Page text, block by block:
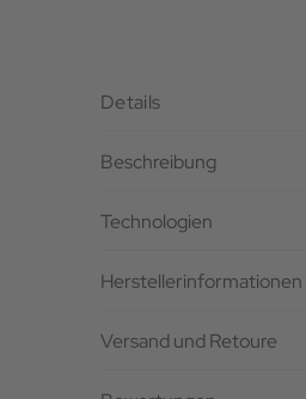
Details
Beschreibung
Technologien
Herstellerinformationen
Versand und Retoure